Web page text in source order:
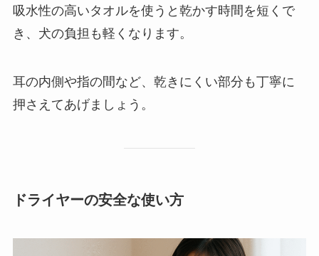
吸水性の高いタオルを使うと乾かす時間を短くで
き、犬の負担も軽くなります。
耳の内側や指の間など、乾きにくい部分も丁寧に
押さえてあげましょう。
ドライヤーの安全な使い方